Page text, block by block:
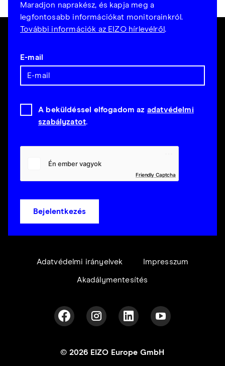
Maradjon naprakész, és kapja meg a
legfontosabb információkat monitorainkról.
További információk az EIZO hírlevélről.
E-mail
A beküldéssel elfogadom az adatvédelmi
szabályzatot.
Friendly Captcha
Bejelentkezés
Adatvédelmi irányelvek Impresszum
Akadálymentesítés
© 2026 EIZO Europe GmbH